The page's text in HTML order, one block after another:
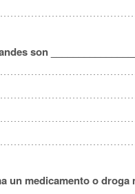
son
un medicamento o